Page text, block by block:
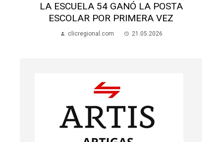
LA ESCUELA 54 GANÓ LA POSTA
ESCOLAR POR PRIMERA VEZ
clicregional.com 21.05.2026